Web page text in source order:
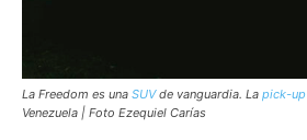
La Freedom es una SUVde vanguardia. La pick-up
Venezuela | Foto Ezequiel Carías